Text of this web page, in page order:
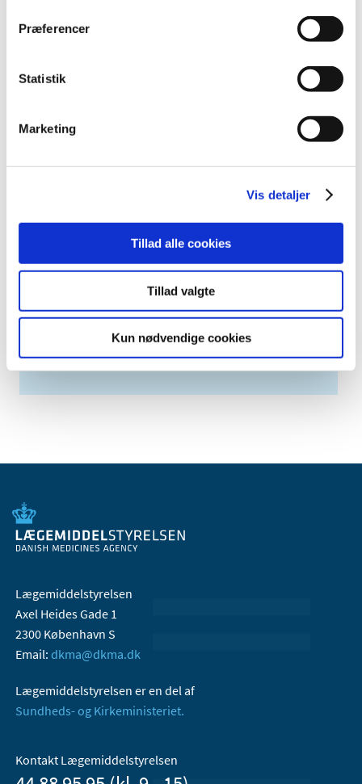
Præferencer
Statistik
Marketing
Vis detaljer
Tillad alle cookies
Tillad valgte
Kun nødvendige cookies
2008 (8)
2006 (9)
Meddelelser om forsyning af medicin til mennesker og dyr
Høringer på Høringsportalen
Se Lægemiddelstyrelsens høringer påhøringsportalen
Lægemiddelstyrelsen
Axel Heides Gade 1
2300 København S
Email: dkma@dkma.dk
Lægemiddelstyrelsen er en del af
Sundheds- og Kirkeministeriet.
Kontakt Lægemiddelstyrelsen